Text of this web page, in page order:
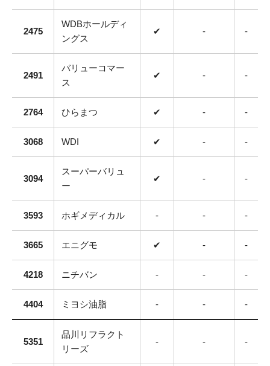
2475
WDBホールディ
ングス
✔ - -
2491
バリューコマー
ス
✔ - -
2764 ひらまつ ✔ - -
3068 WDI ✔ - -
3094
スーパーバリュ
ー
✔ - -
3593 ホギメディカル - - -
3665 エニグモ ✔ - -
4218 ニチバン - - -
4404 ミヨシ油脂 - - -
5351
品川リフラクト
リーズ
- - -